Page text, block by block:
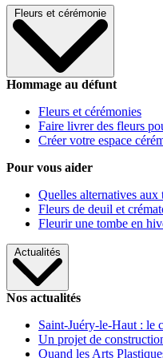
Fleurs et cérémonie
Hommage au défunt
Fleurs et cérémonies
Faire livrer des fleurs
Créer votre espace
Pour vous aider
Quelles alternatives
Fleurs de deuil et
Fleurir une tombe en
Actualités
Nos actualités
Saint-Juéry-le-Haut : le
Un projet de
Quand les Arts